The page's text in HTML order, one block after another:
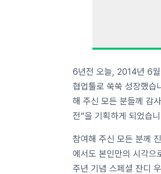
6년전 오늘, 2014년 6
협업툴로 쑥쑥 성장했습
해 주신 모든 분들께 감
전”을 기획하게 되었습
참여해 주신 모든 분께
에서도 본인만의 시각
주년 기념 스페셜 잔디